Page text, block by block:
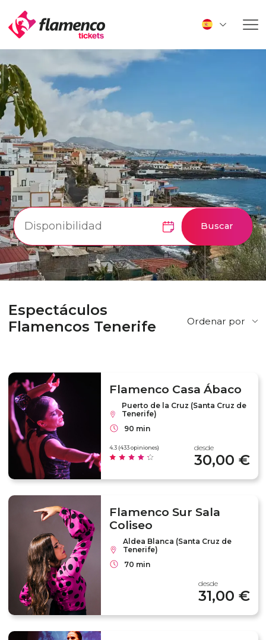
Buscar
Espectáculos
Flamencos Tenerife
Ordenar por
Flamenco Casa Ábaco
Puerto de la Cruz (Santa Cruz de
Tenerife)
90 min
4.3 (433 opiniones) desde
30,00 €
Flamenco Sur Sala
Coliseo
Aldea Blanca (Santa Cruz de
Tenerife)
70 min
desde
31,00 €